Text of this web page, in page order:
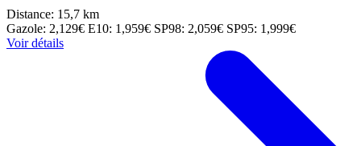
Distance: 15,7 km
Gazole: 2,129€ E10: 1,959€ SP98: 2,059€ SP95: 1,999€
Voir détails